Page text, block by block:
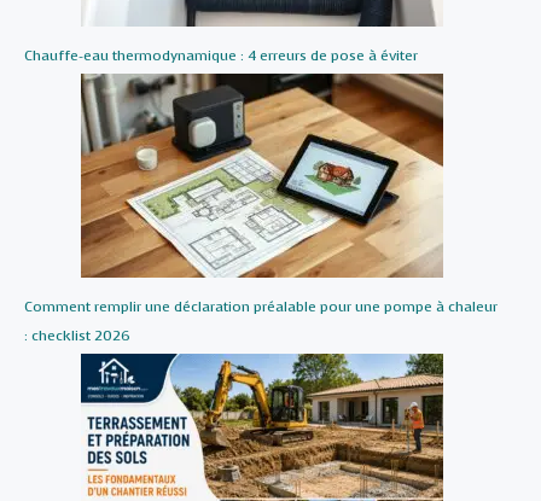
Chauffe-eau thermodynamique : 4 erreurs de pose à éviter
Comment remplir une déclaration préalable pour une pompe à chaleur
: checklist 2026